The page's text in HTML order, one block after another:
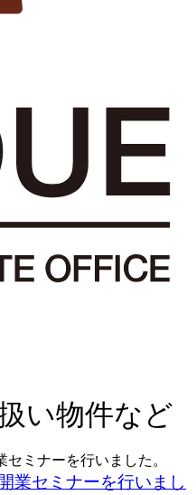
い物件など
業セミナーを行いまし